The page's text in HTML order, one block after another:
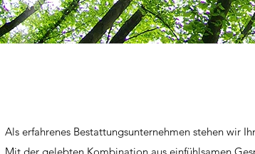
Als erfahrenes Bestattungsunternehmen stehen wir